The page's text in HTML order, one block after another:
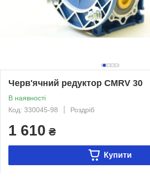
Черв'ячний редуктор CMRV 30
В наявності
Код: 330045-98
Роздріб
1 610 ₴
Купити